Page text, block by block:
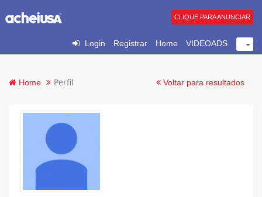
Login Registrar Home VIDEOADS
CLIQUE PARA ANUNCIAR
Home Perfil Voltar para resultados